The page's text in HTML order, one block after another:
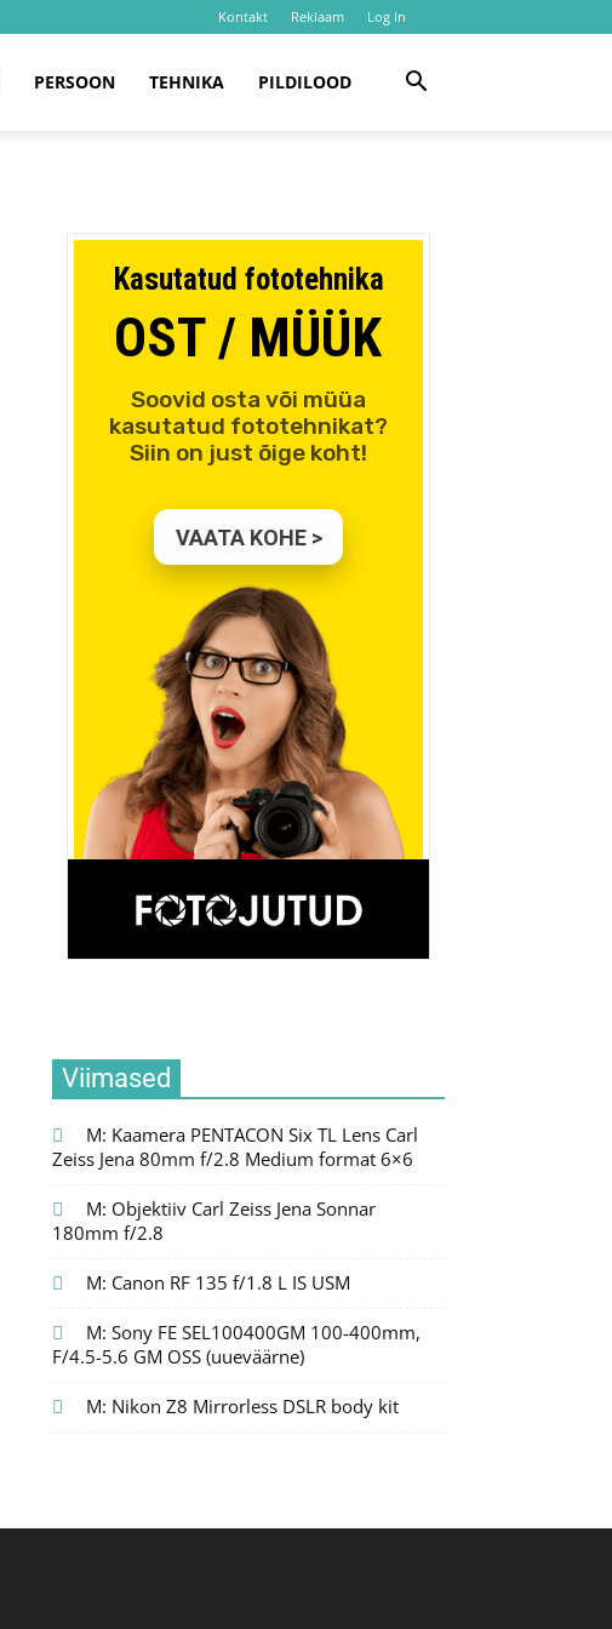
Kontakt Reklaam Log In
PERSOON TEHNIKA PILDILOOD
Viimased
M: Kaamera PENTACON Six TL Lens Carl
Zeiss Jena 80mm f/2.8 Medium format 6×6
M: Objektiiv Carl Zeiss Jena Sonnar
180mm f/2.8
M: Canon RF 135 f/1.8 L IS USM
M: Sony FE SEL100400GM 100-400mm,
F/4.5-5.6 GM OSS (uueväärne)
M: Nikon Z8 Mirrorless DSLR body kit